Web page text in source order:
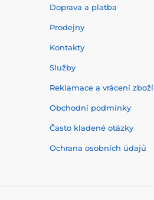
Doprava a platba
Prodejny
Kontakty
Služby
Reklamace a vrácení zboží
Obchodní podmínky
Často kladené otázky
Ochrana osobních údajů